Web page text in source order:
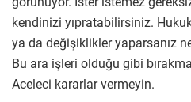
kendinizi yıpratabilirsiniz.
ya da değişiklikler yaparsanız
Bu ara işleri olduğu gibi
Aceleci kararlar vermeyin.